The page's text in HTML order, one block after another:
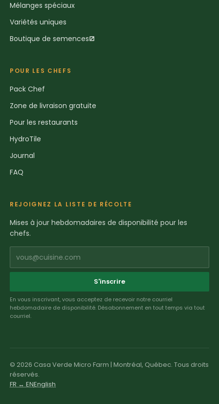
Mélanges spéciaux
Variétés uniques
Boutique de semences
POUR LES CHEFS
Pack Chef
Zone de livraison gratuite
Pour les restaurants
HydroTile
Journal
FAQ
REJOIGNEZ LA LISTE DE RÉCOLTE
Mises à jour hebdomadaires de disponibilité pour les
chefs.
vous@cuisine.com
S'inscrire
En vous inscrivant, vous acceptez de recevoir notre courriel
hebdomadaire de disponibilité. Désabonnement en tout temps via tout
courriel.
© 2026 Casa Verde Micro Farm | Montréal, Québec. Tous droits
réservés.
FR ↔ ENEnglish